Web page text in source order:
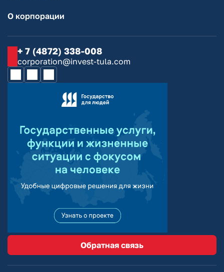
О корпорации
+ 7 (4872) 338-008
corporation@invest-tula.com
Обратная связь